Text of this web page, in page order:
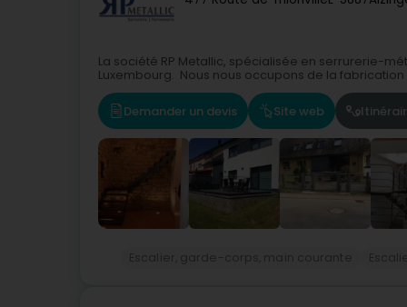
La société RP Metallic, spécialisée en serrurerie-
Luxembourg. Nous nous occupons de la
Demander un devis Site web